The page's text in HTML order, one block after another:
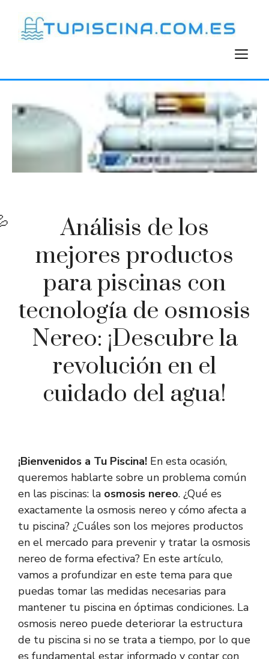
contenido
Análisis de los
mejores productos
para piscinas con
tecnología de osmosis
Nereo: ¡Descubre la
revolución en el
cuidado del agua!
¡Bienvenidos a Tu Piscina! En esta ocasión,
queremos hablarte sobre un problema común
en las piscinas: la osmosis nereo. ¿Qué es
exactamente la osmosis nereo y cómo afecta a
tu piscina? ¿Cuáles son los mejores productos
en el mercado para prevenir y tratar la osmosis
nereo de forma efectiva? En este artículo,
vamos a profundizar en este tema para que
puedas tomar las medidas necesarias para
mantener tu piscina en óptimas condiciones. La
osmosis nereo puede deteriorar la estructura
de tu piscina si no se trata a tiempo, por lo que